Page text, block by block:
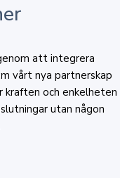
att integrera
vårt nya partnerskap
kraften och enkelheten
utan någon